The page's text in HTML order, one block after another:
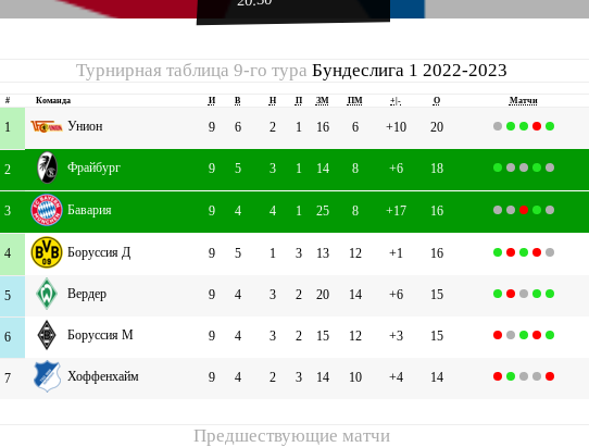
Турнирная таблица 9-го тураБундеслига 1 2022-2023
# Команда И В Н П ЗМ ПМ +|- О Матчи
1 Унион 9 6 2 1 16 6 +10 20
2 Фрайбург 9 5 3 1 14 8 +6 18
3 Бавария 9 4 4 1 25 8 +17 16
4 Боруссия Д 9 5 1 3 13 12 +1 16
5 Вердер 9 4 3 2 20 14 +6 15
6 Боруссия М 9 4 3 2 15 12 +3 15
7 Хоффенхайм 9 4 2 3 14 10 +4 14
Предшествующие матчи